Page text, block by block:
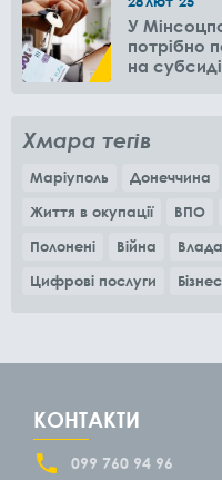
У
потрібно
на
Хмара тегів
Маріуполь Донеччина
Життя в окупації
ВПО
Полонені
Війна Влада
Цифрові послуги
Бізнес
КОНТАКТИ
099 760 94 96